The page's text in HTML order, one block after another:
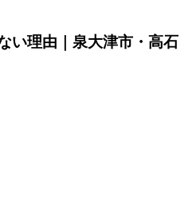
い理由｜泉大津市・高石